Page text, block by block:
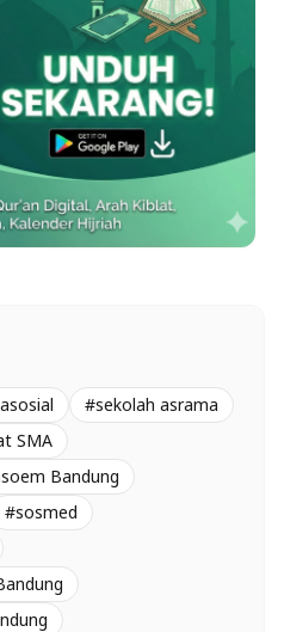
#sekolah asrama
SMA
Bandung
#sosmed